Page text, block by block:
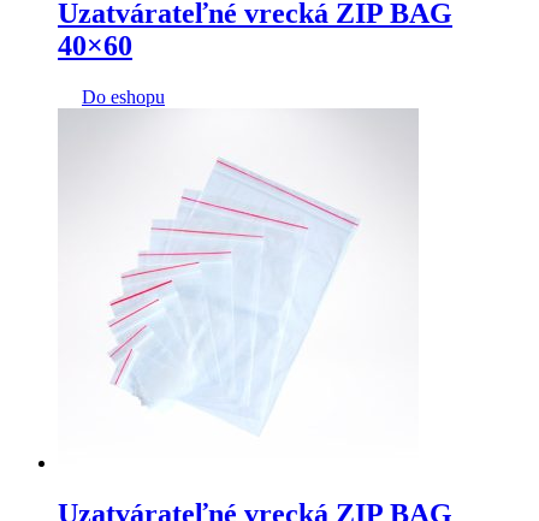
Uzatvárateľné vrecká ZIP BAG
40×60
Do eshopu
Uzatvárateľné vrecká ZIP BAG